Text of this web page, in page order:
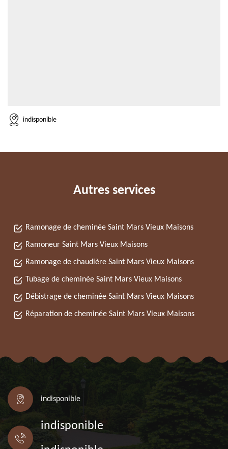
indisponible
Autres services
Ramonage de cheminée Saint Mars Vieux Maisons
Ramoneur Saint Mars Vieux Maisons
Ramonage de chaudière Saint Mars Vieux Maisons
Tubage de cheminée Saint Mars Vieux Maisons
Débistrage de cheminée Saint Mars Vieux Maisons
Réparation de cheminée Saint Mars Vieux Maisons
indisponible
indisponible